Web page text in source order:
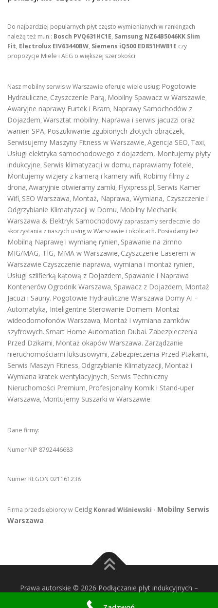
Do najbardziej popularnych płyt często wymienianych w rankingach
należą też m.in.: Bosch PVQ631HC1E, Samsung NZ64B5046KK Slim
Fit, Electrolux EIV63440BW, Siemens iQ500 ED851HWB1E czy
propozycje Miele i AEG o większej szerokości.
Nasz mobilny serwis w Warszawie oferuje wiele usług: Pogotowie
Hydrauliczne, Czyszczenie Parą, Mobilny Spawacz w Warszawie,
Awaryjne naprawy Furtek i Bram, Naprawy Samochodów z
Dojazdem, Warsztat mobilny, Naprawa i serwis jacuzzi oraz
wanien SPA, Poszukiwanie zgubionych złotych obrączek,
Serwisujemy Maszyny Fitness w Warszawie, Agencja SEO, Taxi,
Usługi elektryka samochodowego z dojazdem, Montujemy płyty
indukcyjne, Serwis klimatyzacji w domu, naprawiamy fotele,
Montujemy wizjery z kamerą i kamery wifi, Robimy filmy z
drona, Awaryjnie otwieramy zamki, Flyxpress.pl, Serwis Kamer
Wifi, SEO Warszawa, Montaż, Naprawa, Wymiana, Czyszczenie i
Odgrzybianie Klimatyzacji w Domu, Mobilny Mechanik
Warszawa & Elektryk Samochodowy zapraszamy serdecznie do
skorzystania z naszych usług w Warszawie i okolicach. Posiadamy też
Mobilną Naprawę i wymianę rynien, Spawanie na zimno
MIG/MAG, TIG, MMA w Warszawie, Czyszczenie Laserem w
Warszawie Czyszczenie naprawa, wymiana i montaż rynien,
Usługi szlifierką kątową z Dojazdem, Spawanie i Naprawa
Kontenerów Ogrodnik Warszawa, Spawacz z Dojazdem, Montaż
Jacuzi i Sauny. Pogotowie Hydrauliczne Warszawa Domy AI -
Automatyka, Inteligentne Sterowanie Domem. Montaż
wideodomofonów Warszawa, Montaż i wymiana zamków
szyfrowych. Smart Home Automation Dubai. Zabezpieczenia
Przed Dzikami, Montaż okapów Warszawa. Zarządzanie
nieruchomościami luksusowymi, Zabezpieczenia Przed Ptakami,
Serwis Maszyn Fitness, Odgrzybianie Klimatyzacji, Montaż i
Wymiana kratek wentylacyjnych, Serwis Techniczny
Nieruchomości Premium, Profesjonalny Komik i Stand-uper
Warszawa, Montujemy Suszarki w Warszawie.
Dane firmy:
Numer NIP 8792446683
Numer REGON 021161238
Firma przedsiębiorcy w Ceidg Konrad Wiśniewski - Mobilny Serwis
Warszawa
Prawa autorskie © 2026 Podłączanie płyt indukcyjnych –
motyw wg FameThemes